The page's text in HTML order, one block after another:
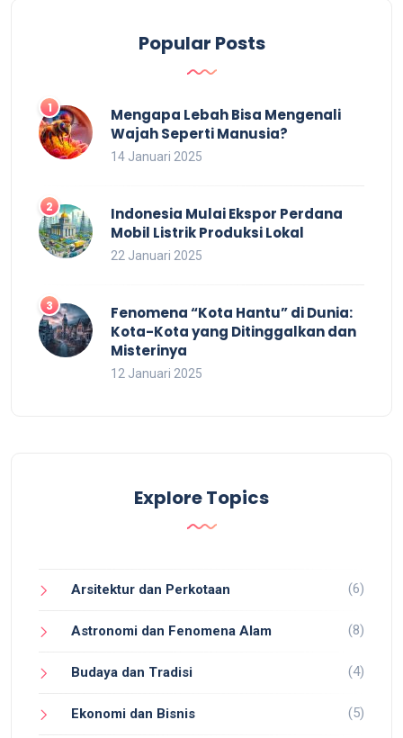
Popular Posts
Mengapa Lebah Bisa Mengenali
Wajah Seperti Manusia?
14 Januari 2025
Indonesia Mulai Ekspor Perdana
Mobil Listrik Produksi Lokal
22 Januari 2025
Fenomena “Kota Hantu” di Dunia:
Kota-Kota yang Ditinggalkan dan
Misterinya
12 Januari 2025
Explore Topics
Arsitektur dan Perkotaan (6)
Astronomi dan Fenomena Alam (8)
Budaya dan Tradisi (4)
Ekonomi dan Bisnis (5)